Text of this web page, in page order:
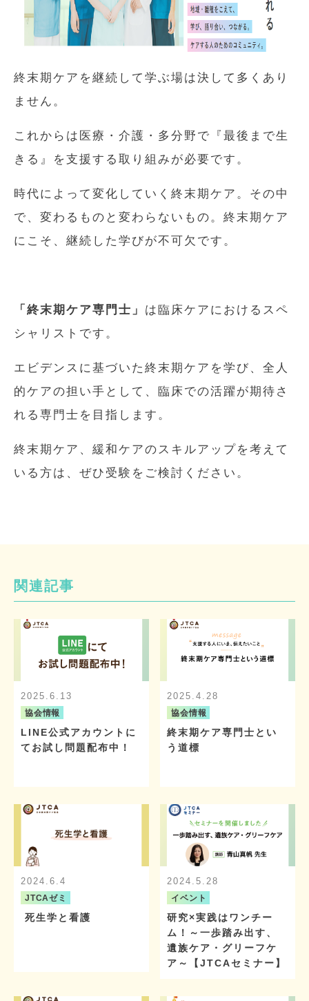
終末期ケアを継続して学ぶ場は決して多くあり
ません。
これからは医療・介護・多分野で『最後まで生
きる』を支援する取り組みが必要です。
時代によって変化していく終末期ケア。その中
で、変わるものと変わらないもの。終末期ケア
にこそ、継続した学びが不可欠です。
「終末期ケア専門士」 は臨床ケアにおけるスペ
シャリストです。
エビデンスに基づいた終末期ケアを学び、全人
的ケアの担い手として、臨床での活躍が期待さ
れる専門士を目指します。
終末期ケア、緩和ケアのスキルアップを考えて
いる方は、ぜひ受験をご検討ください。
関連記事
2025.6.13
協会情報
LINE公式アカウントに
てお試し問題配布中！
2025.4.28
協会情報
終末期ケア専門士とい
う道標
2024.6.4
JTCAゼミ
死生学と看護
2024.5.28
イベント
研究×実践はワンチー
ム！～一歩踏み出す、
遺族ケア・グリーフケ
ア～【JTCAセミナー】